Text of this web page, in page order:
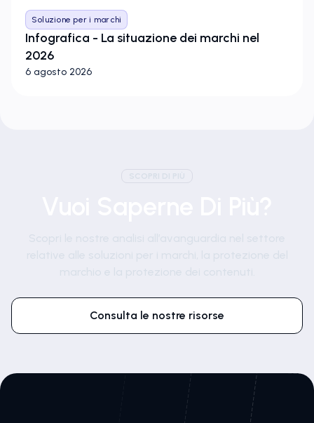
Soluzione per i marchi
Infografica - La situazione dei marchi nel
2026
6 agosto 2026
Consulta le nostre risorse